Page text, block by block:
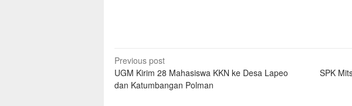
Post
navigation
Previous post
UGM Kirim 28 Mahasiswa KKN ke Desa Lapeo
dan Katumbangan Polman
SPK